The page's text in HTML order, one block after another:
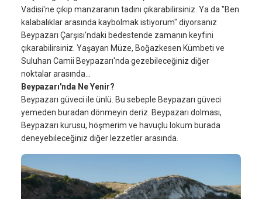
Vadisi'ne çıkıp manzaranın tadını çıkarabilirsiniz. Ya da "Ben
kalabalıklar arasında kaybolmak istiyorum" diyorsanız
Beypazarı Çarşısı'ndaki bedestende zamanın keyfini
çıkarabilirsiniz. Yaşayan Müze, Boğazkesen Kümbeti ve
Suluhan Camii Beypazarı'nda gezebileceğiniz diğer
noktalar arasında...
Beypazarı'nda Ne Yenir?
Beypazarı güveci ile ünlü. Bu sebeple Beypazarı güveci
yemeden buradan dönmeyin deriz. Beypazarı dolması,
Beypazarı kurusu, höşmerim ve havuçlu lokum burada
deneyebileceğiniz diğer lezzetler arasında.